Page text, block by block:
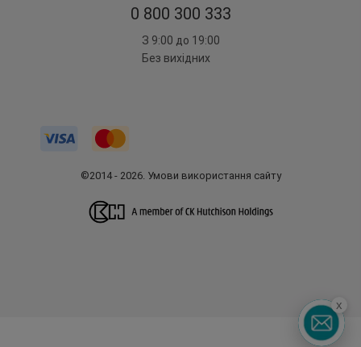
0 800 300 333
З 9:00 до 19:00
Без вихідних
©2014 - 2026. Умови використання сайту
x